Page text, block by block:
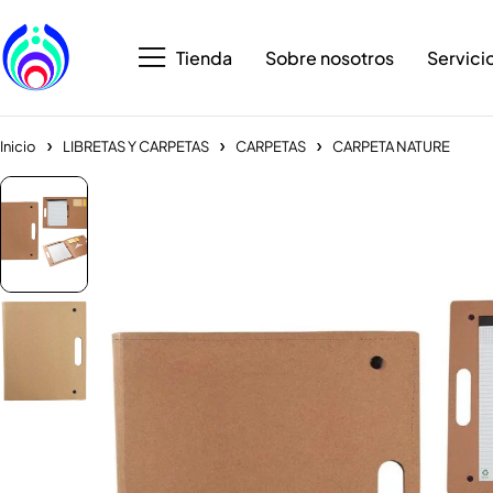
Tienda Sobre nosotros
Inicio LIBRETAS Y CARPETAS CARPETAS CARPETA NATURE